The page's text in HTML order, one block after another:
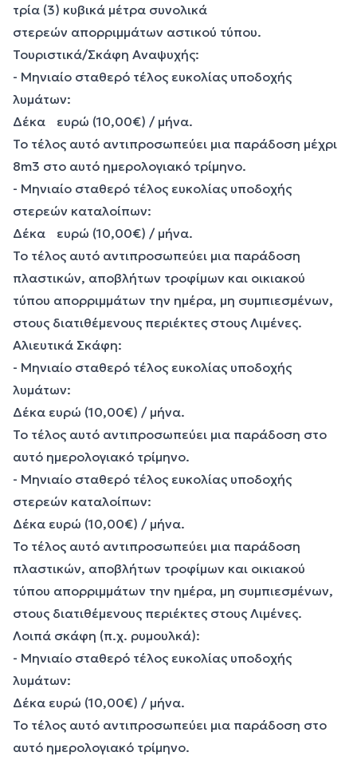
τρία (3) κυβικά μέτρα συνολικά
στερεών απορριμμάτων αστικού τύπου.
Τουριστικά/Σκάφη Αναψυχής:
- Μηνιαίο σταθερό τέλος ευκολίας υποδοχής
λυμάτων:
Δέκα ευρώ (10,00€) / μήνα.
Το τέλος αυτό αντιπροσωπεύει μια παράδοση μέχρι
8m3 στο αυτό ημερολογιακό τρίμηνο.
- Μηνιαίο σταθερό τέλος ευκολίας υποδοχής
στερεών καταλοίπων:
Δέκα ευρώ (10,00€) / μήνα.
Το τέλος αυτό αντιπροσωπεύει μια παράδοση
πλαστικών, αποβλήτων τροφίμων και οικιακού
τύπου απορριμμάτων την ημέρα, μη συμπιεσμένων,
στους διατιθέμενους περιέκτες στους Λιμένες.
Αλιευτικά Σκάφη:
- Μηνιαίο σταθερό τέλος ευκολίας υποδοχής
λυμάτων:
Δέκα ευρώ (10,00€) / μήνα.
Το τέλος αυτό αντιπροσωπεύει μια παράδοση στο
αυτό ημερολογιακό τρίμηνο.
- Μηνιαίο σταθερό τέλος ευκολίας υποδοχής
στερεών καταλοίπων:
Δέκα ευρώ (10,00€) / μήνα.
Το τέλος αυτό αντιπροσωπεύει μια παράδοση
πλαστικών, αποβλήτων τροφίμων και οικιακού
τύπου απορριμμάτων την ημέρα, μη συμπιεσμένων,
στους διατιθέμενους περιέκτες στους Λιμένες.
Λοιπά σκάφη (π.χ. ρυμουλκά):
- Μηνιαίο σταθερό τέλος ευκολίας υποδοχής
λυμάτων:
Δέκα ευρώ (10,00€) / μήνα.
Το τέλος αυτό αντιπροσωπεύει μια παράδοση στο
αυτό ημερολογιακό τρίμηνο.